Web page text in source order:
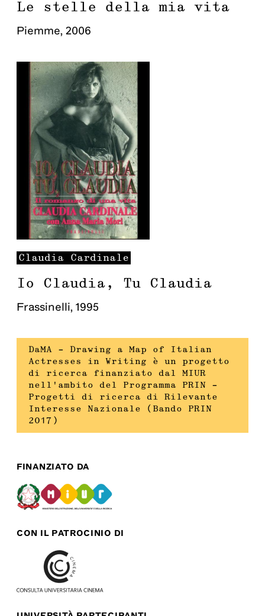
Le stelle della mia vita
Piemme, 2006
Claudia Cardinale
Io Claudia, Tu Claudia
Frassinelli, 1995
DaMA – Drawing a Map of Italian
Actresses in Writing è un progetto
di ricerca finanziato dal MIUR
nell’ambito del Programma PRIN –
Progetti di ricerca di Rilevante
Interesse Nazionale (Bando PRIN
2017)
FINANZIATO DA
CON IL PATROCINIO DI